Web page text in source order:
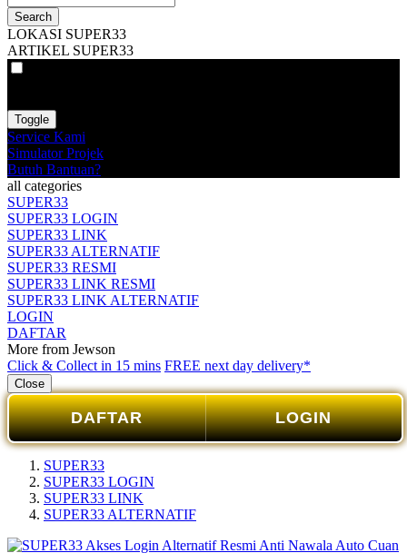
Search
LOKASI SUPER33
ARTIKEL SUPER33
Toggle
Service Kami
Simulator Projek
Butuh Bantuan?
all categories
SUPER33
SUPER33 LOGIN
SUPER33 LINK
SUPER33 ALTERNATIF
SUPER33 RESMI
SUPER33 LINK RESMI
SUPER33 LINK ALTERNATIF
LOGIN
DAFTAR
More from Jewson
Click & Collect in 15 mins FREE next day delivery*
Close
DAFTAR LOGIN
SUPER33
SUPER33 LOGIN
SUPER33 LINK
SUPER33 ALTERNATIF